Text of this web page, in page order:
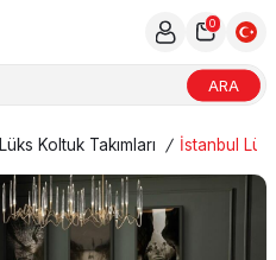
ARA
0
Lüks Koltuk Takımları / İstanbul